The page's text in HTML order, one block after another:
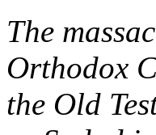
The
Orthodox
the Old